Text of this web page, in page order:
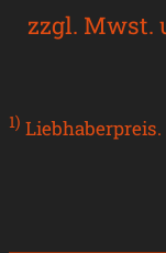
zzgl. Mwst.
1) Liebhaberpreis.